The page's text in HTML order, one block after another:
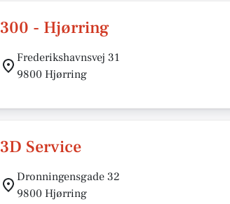
300 - Hjørring
Frederikshavnsvej 31
9800 Hjørring
3D Service
Dronningensgade 32
9800 Hjørring